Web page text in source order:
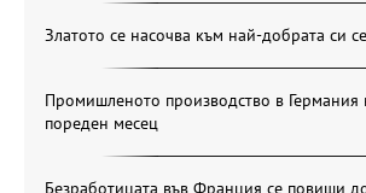
Златото се насочва към най-добрата си
Промишленото производство в Германия
пореден месец
Безработицата във Франция се повиши